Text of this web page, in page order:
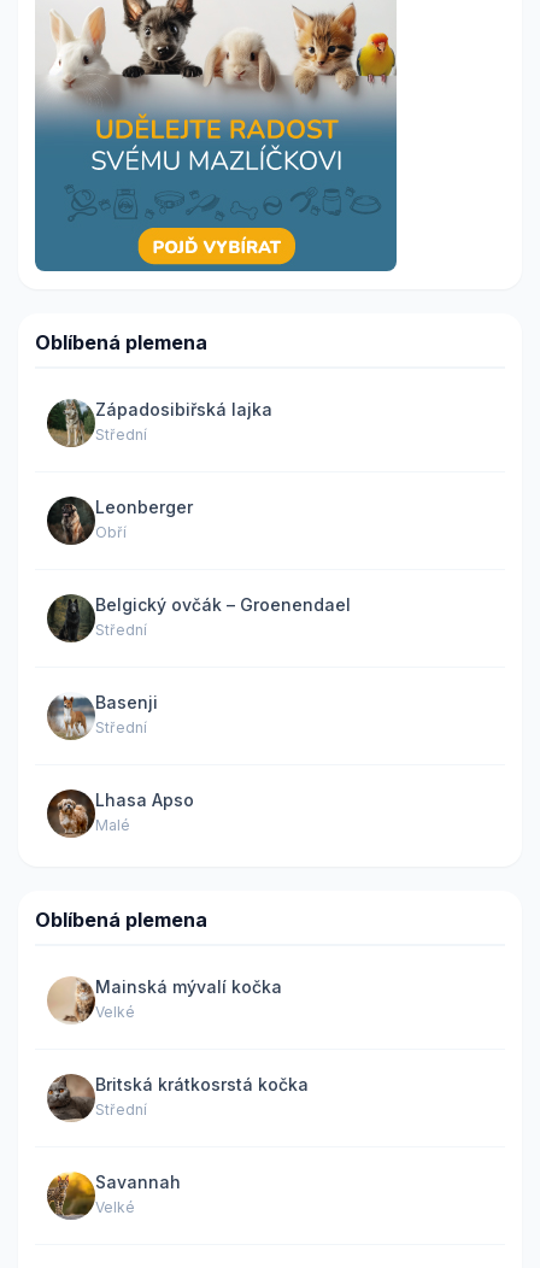
Oblíbená plemena
Západosibiřská lajka
Střední
Leonberger
Obří
Belgický ovčák – Groenendael
Střední
Basenji
Střední
Lhasa Apso
Malé
Oblíbená plemena
Mainská mývalí kočka
Velké
Britská krátkosrstá kočka
Střední
Savannah
Velké